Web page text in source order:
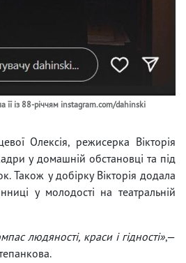
її із 88-річчям instagram.com/dahinski
Олексія, режисерка Вікторія
у домашній обстановці та під
Також у добірку Вікторія додала
у молодості на театральній
людяності, краси і гідності»,—